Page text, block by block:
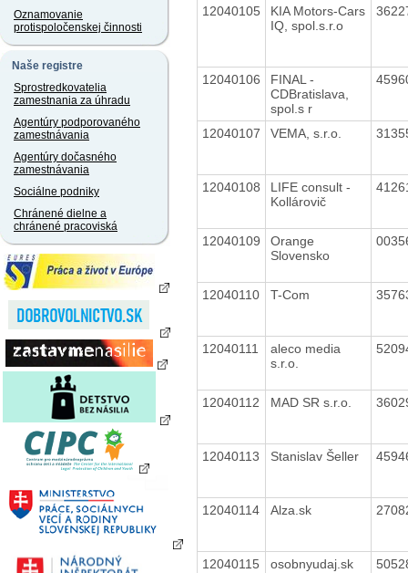
Oznamovanie
protispoločenskej činnosti
Naše registre
Sprostredkovatelia
zamestnania za úhradu
Agentúry podporovaného
zamestnávania
Agentúry dočasného
zamestnávania
Sociálne podniky
Chránené dielne a
chránené pracoviská
12040105
KIA Motors-Cars
IQ, spol.s.r.o
12040106
FINAL -
CDBratislava,
spol.s r
12040107 VEMA, s.r.o.
12040108
LIFE consult -
Kollárovič
12040109
Orange
Slovensko
12040110 T-Com
12040111
aleco media
s.r.o.
12040112 MAD SR s.r.o.
12040113 Stanislav Šeller
12040114 Alza.sk
12040115 osobnyudaj.sk